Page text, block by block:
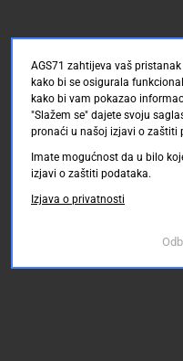
AGS71 zahtijeva vaš
kako bi se osigurala
kako bi vam pokazao
"Slažem se" dajete svoju
pronaći u našoj izjavi o zaštiti
Imate mogućnost da u bilo
izjavi o zaštiti podataka.
Izjava o privatnosti